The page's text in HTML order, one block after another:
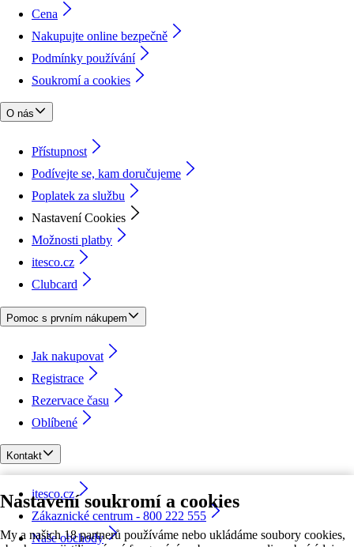
Nastavení soukromí a cookies
My a našich 18 partnerů používáme nebo ukládáme soubory cookies,
Cena
Nakupujte online bezpečně
Podmínky používání
Soukromí a cookies
O nás
Přístupnost
Podívejte se, kam doručujeme
Poplatek za službu
Nastavení Cookies
Možnosti platby
itesco.cz
Clubcard
Pomoc s prvním nákupem
Jak nakupovat
Registrace
Rezervace času
Oblíbené
Kontakt
itesco.cz
Zákaznické centrum - 800 222 555
Naše obchody